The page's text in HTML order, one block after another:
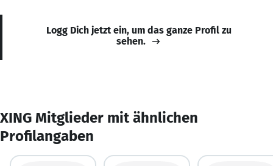
Logg Dich jetzt ein, um das ganze Profil zu
sehen.
XING Mitglieder mit ähnlichen
Profilangaben